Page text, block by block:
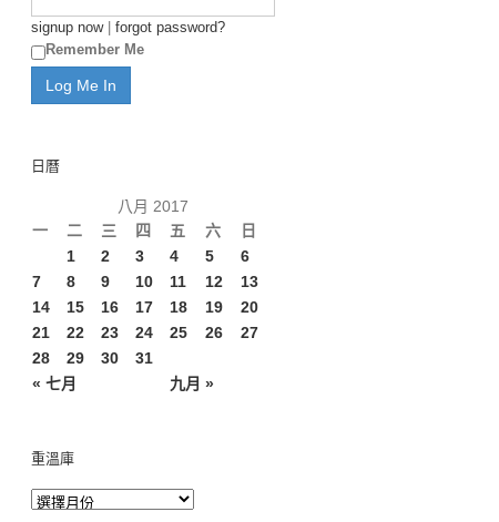
signup now| forgot password?
Remember Me
日曆
八月 2017
一
二 三 四 五 六 日
« 七月 九月 »
1 2 3 4 5
6
7
8 9 10 11 12
13
14
15 16 17 18 19
20
21
22 23 24 25 26
27
28
29 30 31
重溫庫